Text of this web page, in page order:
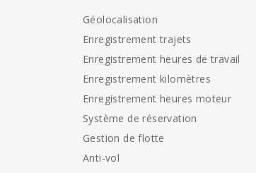
Géolocalisation
Enregistrement trajets
Enregistrement heures de travail
Enregistrement kilomètres
Enregistrement heures moteur
Système de réservation
Gestion de flotte
Anti-vol